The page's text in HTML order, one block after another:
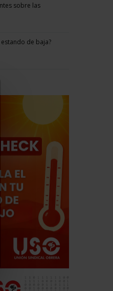
sobre las
de baja?